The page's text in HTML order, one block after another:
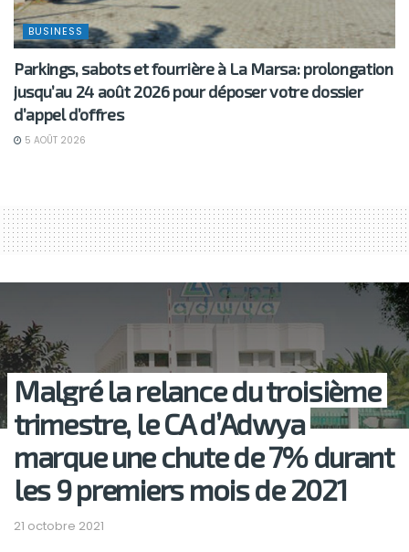
BUSINESS
Parkings, sabots et fourrière à La Marsa: prolongation
jusqu’au 24 août 2026 pour déposer votre dossier
d’appel d’offres
5 AOÛT 2026
Malgré la relance du troisième
trimestre, le CA d’Adwya
marque une chute de 7% durant
les 9 premiers mois de 2021
21 octobre 2021